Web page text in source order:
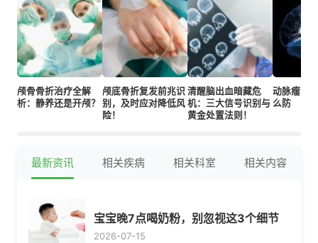
颅骨骨折治疗全解
析：静养还是开颅？
颅底骨折复发前兆识
别，及时应对降低风
险！
清醒脑出血暗藏危
机：三大信号识别与
黄金处置法则！
动脉瘤术
么防
最新资讯 相关疾病 相关科室 相关内容
宝宝晚7点喝奶粉，别忽视这3个细节
2026-07-15